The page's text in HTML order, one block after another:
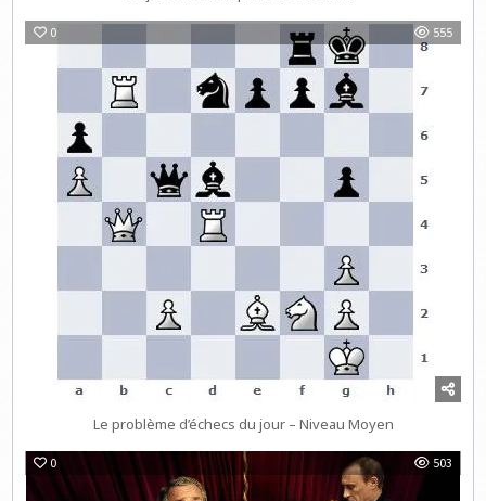
0 555
Le problème d’échecs du jour – Niveau Moyen
0 503